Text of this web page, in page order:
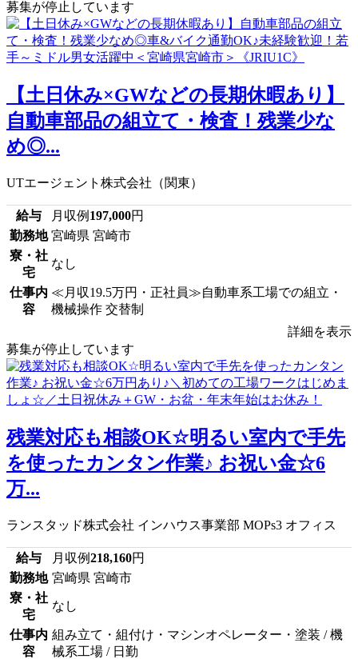
募集が停止しています
【土日休み×GWなどの長期休暇あり】
自動車部品の組立て・検査！残業少な
め◎...
UTエージェント株式会社（関東）
給与 月収例 197,000円
勤務地 宮崎県 宮崎市
寮・社
宅
なし
仕事内
容
≪月収19.5万円・正社員≫自動車系工場での組立・
機械操作 交替制
詳細を表示
募集が停止しています
残業対応も相談OK☆明るい室内で手先
を使ったカンタン作業♪ お祝い金☆6
万...
ランスタッド株式会社 インハウス事業部 MOPs3 オフィス
給与 月収例218,160円
勤務地 宮崎県 宮崎市
寮・社
宅
なし
仕事内
容
組み立て・組付け・マシンオペレーター・塗装 / 機
械系工場 / 日勤